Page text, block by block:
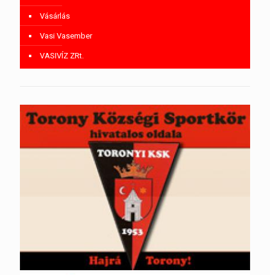
Vásárlás
Vasi Vasember
VASIVÍZ ZRt.